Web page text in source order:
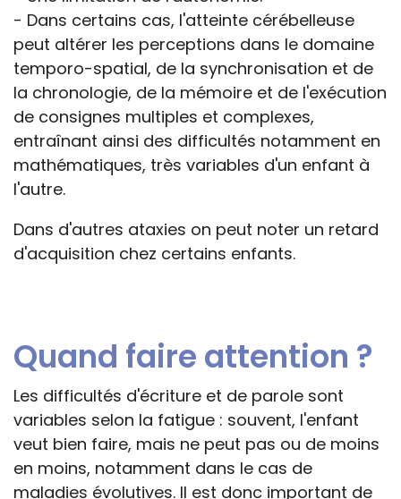
- Dans certains cas, l'atteinte cérébelleuse
peut altérer les perceptions dans le domaine
temporo-spatial, de la synchronisation et de
la chronologie, de la mémoire et de l'exécution
de consignes multiples et complexes,
entraînant ainsi des difficultés notamment en
mathématiques, très variables d'un enfant à
l'autre.
Dans d'autres ataxies on peut noter un retard
d'acquisition chez certains enfants.
Quand faire attention ?
Les difficultés d'écriture et de parole sont
variables selon la fatigue : souvent, l'enfant
veut bien faire, mais ne peut pas ou de moins
en moins, notamment dans le cas de
maladies évolutives. Il est donc important de